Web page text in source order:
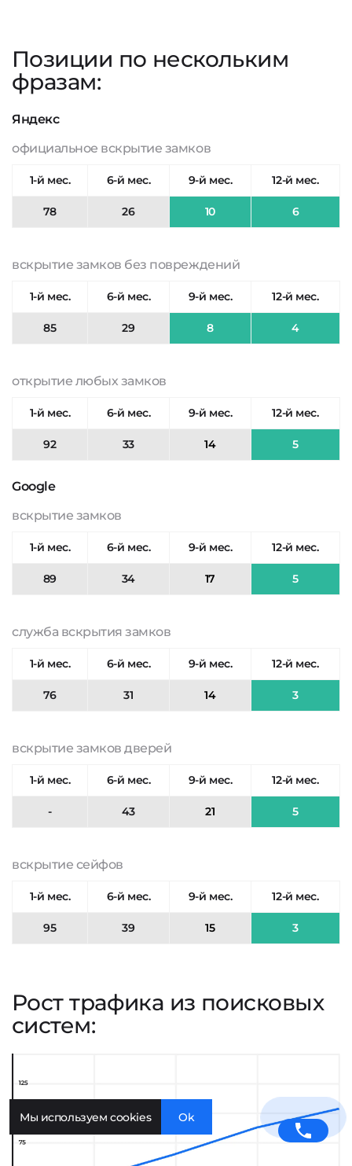
Позиции по нескольким
фразам:
Яндекс
официальное вскрытие замков
1-й мес. 6-й мес. 9-й мес. 12-й мес.
78 26 10 6
вскрытие замков без повреждений
1-й мес. 6-й мес. 9-й мес. 12-й мес.
85 29 8 4
открытие любых замков
1-й мес. 6-й мес. 9-й мес. 12-й мес.
92 33 14 5
Google
вскрытие замков
1-й мес. 6-й мес. 9-й мес. 12-й мес.
89 34 17 5
служба вскрытия замков
1-й мес. 6-й мес. 9-й мес. 12-й мес.
76 31 14 3
вскрытие замков дверей
1-й мес. 6-й мес. 9-й мес. 12-й мес.
- 43 21 5
вскрытие сейфов
1-й мес. 6-й мес. 9-й мес. 12-й мес.
95 39 15 3
Рост трафика из поисковых
систем:
Мы используем cookies Ok